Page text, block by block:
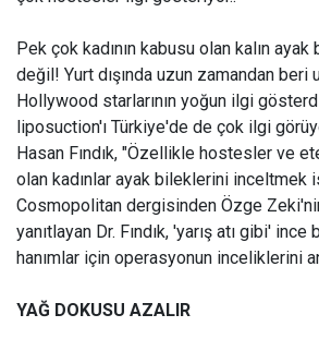
Pek çok kadının kabusu olan kalın
değil! Yurt dışında uzun zamandan beri
Hollywood starlarının yoğun ilgi
liposuction'ı Türkiye'de de çok ilgi
Hasan Fındık, "Özellikle hostesler ve
olan kadınlar ayak bileklerini inceltmek
Cosmopolitan dergisinden Özge
yanıtlayan Dr. Fındık, 'yarış atı gibi'
hanımlar için operasyonun inceliklerini
YAĞ DOKUSU AZALIR